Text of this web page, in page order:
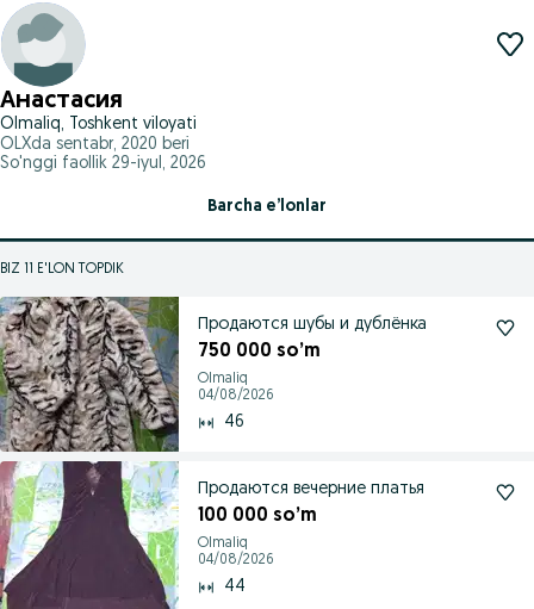
Анастасия
Olmaliq, Toshkent viloyati
OLXda sentabr, 2020 beri
So'nggi faollik 29-iyul, 2026
Barcha e’lonlar
BIZ 11 E'LON TOPDIK
Продаются шубы и дублёнка
750 000 so’m
Olmaliq
04/08/2026
46
Продаются вечерние платья
100 000 so’m
Olmaliq
04/08/2026
44